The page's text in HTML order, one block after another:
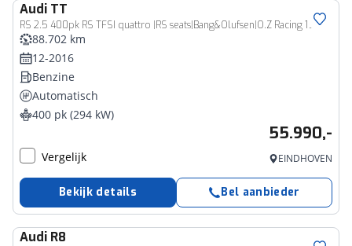
Audi TT
RS 2.5 400pk RS TFSI quattro |RS seats|Bang&Olufsen|O.Z Racing 19"|Matrix LED|blind spot|carbon int.|stoelverwarming|navi|bluetooth|parkeercamera|
88.702 km
12-2016
Benzine
Automatisch
400 pk (294 kW)
55.990,-
Vergelijk EINDHOVEN
Bekijk details Bel aanbieder
Audi R8